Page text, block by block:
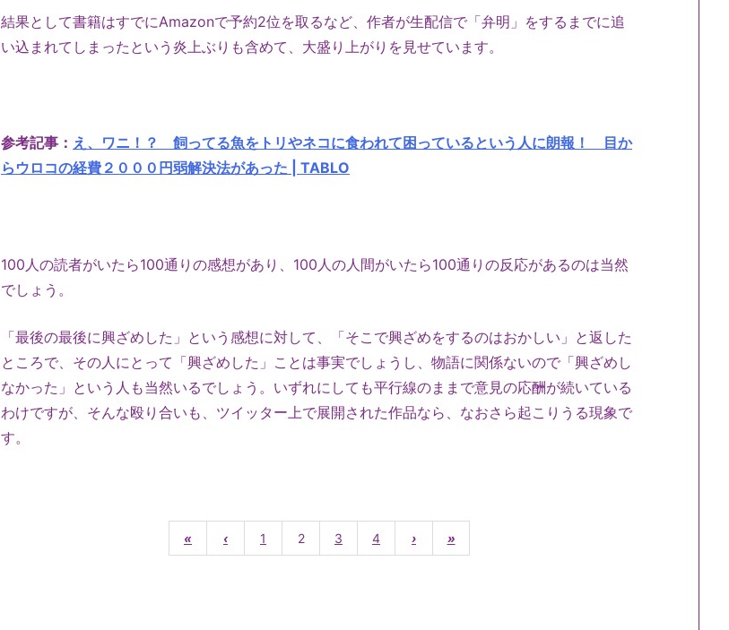
結果として書籍はすでにAmazonで予約2位を取るなど、作者が生配信で「弁明」をするまでに追
い込まれてしまったという炎上ぶりも含めて、大盛り上がりを見せています。
参考記事： え、ワニ！？ 飼ってる魚をトリやネコに食われて困っているという人に朗報！ 目か
らウロコの経費２０００円弱解決法があった | TABLO
100人の読者がいたら100通りの感想があり、100人の人間がいたら100通りの反応があるのは当然
でしょう。
「最後の最後に興ざめした」という感想に対して、「そこで興ざめをするのはおかしい」と返した
ところで、その人にとって「興ざめした」ことは事実でしょうし、物語に関係ないので「興ざめし
なかった」という人も当然いるでしょう。いずれにしても平行線のままで意見の応酬が続いている
わけですが、そんな殴り合いも、ツイッター上で展開された作品なら、なおさら起こりうる現象で
す。
« ‹ 1 2 3 4 › »